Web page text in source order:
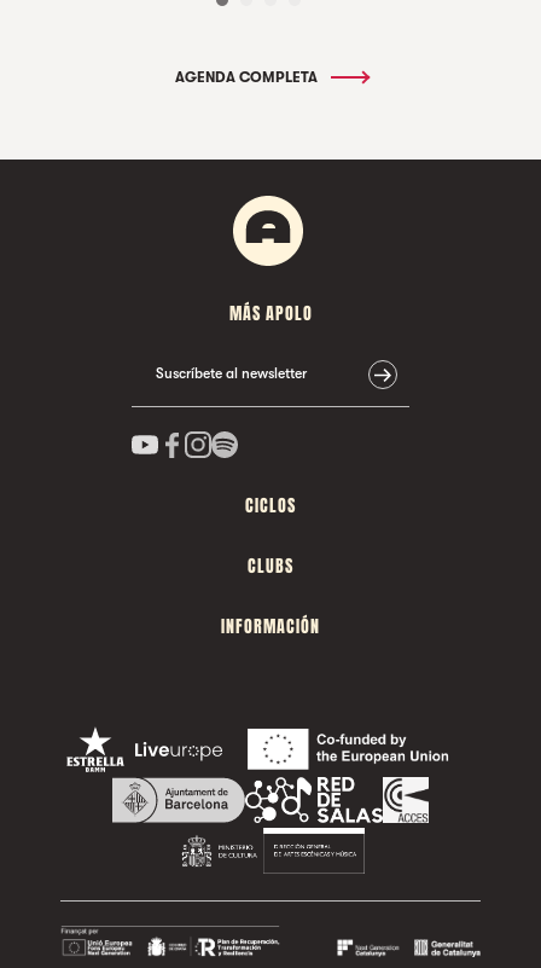
AGENDA COMPLETA
MÁS APOLO
Suscríbete al newsletter
CICLOS
CLUBS
INFORMACIÓN